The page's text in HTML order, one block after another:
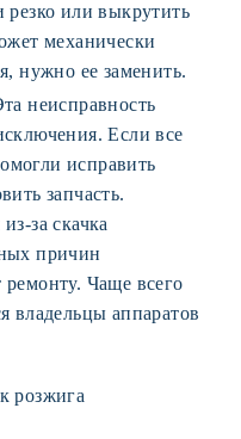
или выкрутить
механически
нужно ее заменить.
неисправность
Если все
исправить
запчасть.
за скачка
причин
Чаще всего
владельцы аппаратов